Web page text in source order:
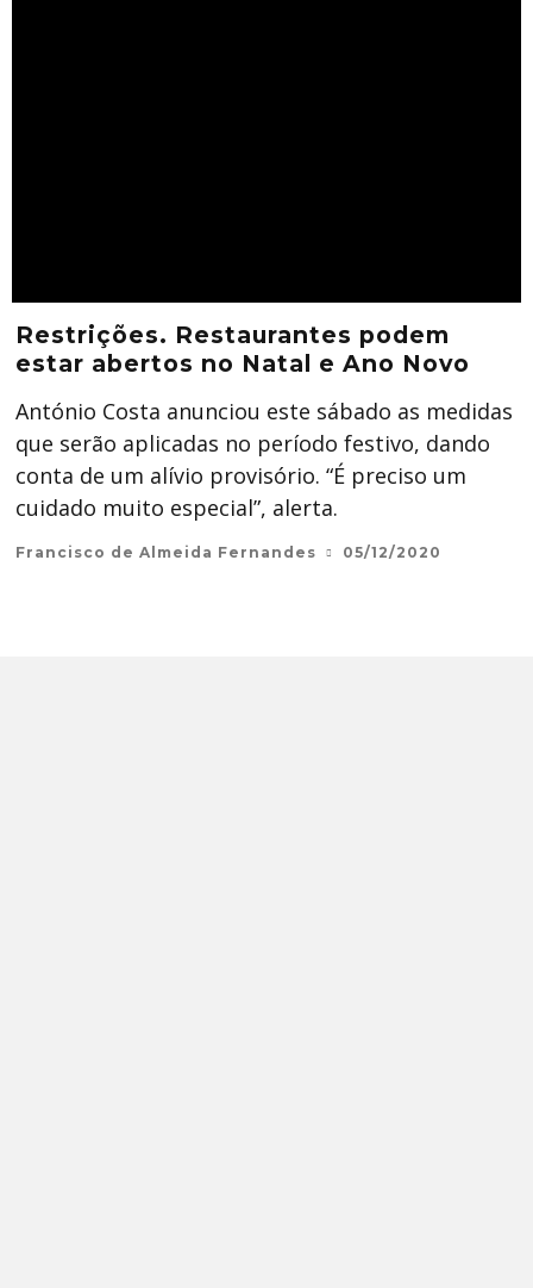
Restrições. Restaurantes podem
estar abertos no Natal e Ano Novo
António Costa anunciou este sábado as medidas
que serão aplicadas no período festivo, dando
conta de um alívio provisório. “É preciso um
cuidado muito especial”, alerta.
Francisco de Almeida Fernandes 05/12/2020